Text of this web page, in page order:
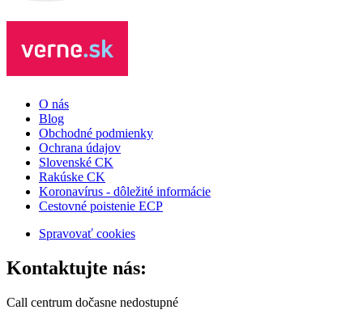
O nás
Blog
Obchodné podmienky
Ochrana údajov
Slovenské CK
Rakúske CK
Koronavírus - dôležité informácie
Cestovné poistenie ECP
Spravovať cookies
Kontaktujte nás:
Call centrum dočasne nedostupné